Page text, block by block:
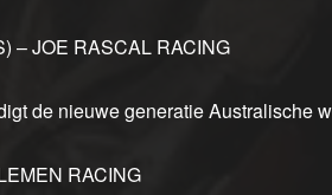
– JOE RASCAL RACING
de nieuwe generatie Australische
RACING